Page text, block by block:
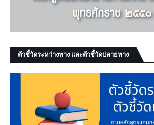
ตัวชี้วัดระหว่างทาง และตัวชี้วัดปลายทาง